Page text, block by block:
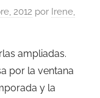
2012 por Irene,
ampliadas.
por la ventana
y la